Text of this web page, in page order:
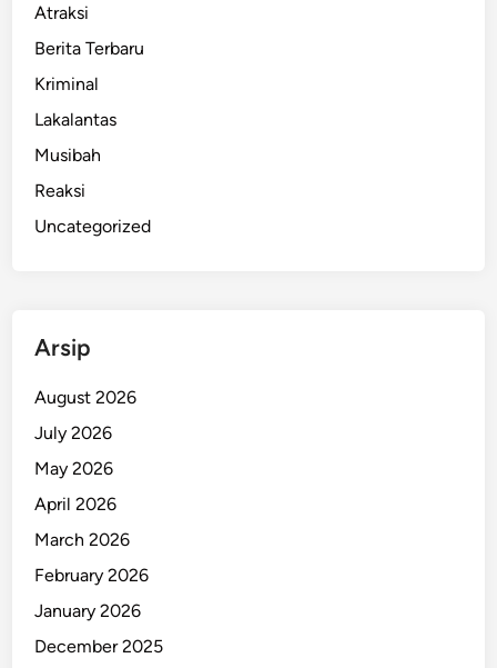
Atraksi
Berita Terbaru
Kriminal
Lakalantas
Musibah
Reaksi
Uncategorized
Arsip
August 2026
July 2026
May 2026
April 2026
March 2026
February 2026
January 2026
December 2025